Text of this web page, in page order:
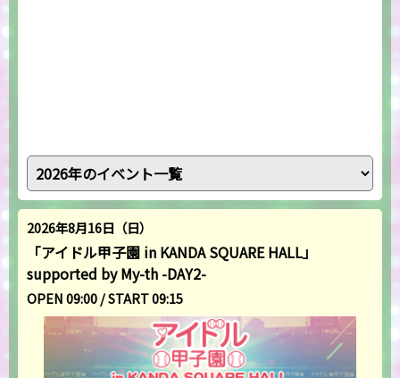
2026年8月16日（日）
「アイドル甲子園 in KANDA SQUARE HALL」
supported by My-th -DAY2-
OPEN 09:00 / START 09:15